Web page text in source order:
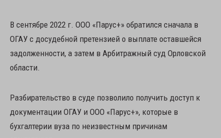
В сентябре 2022 г. ООО «Парус+» обратился сначала в
ОГАУ с досудебной претензией о выплате оставшейся
задолженности, а затем в Арбитражный суд Орловской
области.
Разбирательство в суде позволило получить доступ к
документации ОГАУ и ООО «Парус+», которые в
бухгалтерии вуза по неизвестным причинам